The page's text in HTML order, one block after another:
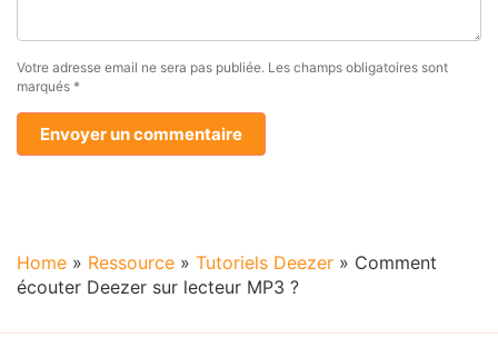
Votre adresse email ne sera pas publiée. Les champs obligatoires sont
marqués *
Home » Ressource » Tutoriels Deezer » Comment
écouter Deezer sur lecteur MP3 ?